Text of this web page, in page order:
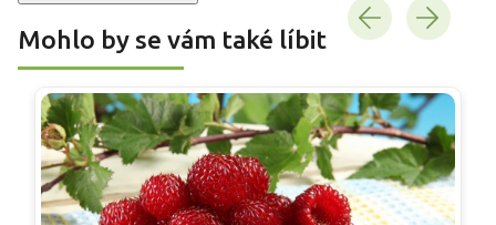
Mohlo by se vám také líbit